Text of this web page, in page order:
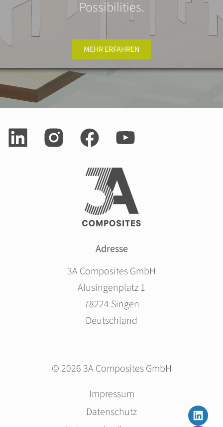
Possibilities.
MEHR ERFAHREN
Adresse
3A Composites GmbH
Alusingenplatz 1
78224 Singen
Deutschland
© 2026 3A Composites GmbH
Navigation
überspringen
Impressum
Datenschutz